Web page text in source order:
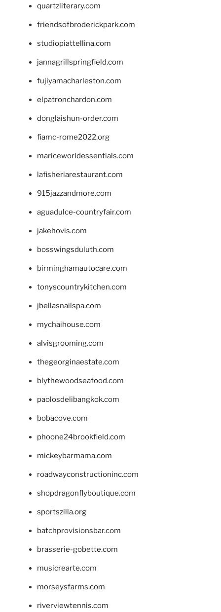
quartzliterary.com
friendsofbroderickpark.com
studiopiattellina.com
jannagrillspringfield.com
fujiyamacharleston.com
elpatronchardon.com
donglaishun-order.com
fiamc-rome2022.org
mariceworldessentials.com
lafisheriarestaurant.com
915jazzandmore.com
aguadulce-countryfair.com
jakehovis.com
bosswingsduluth.com
birminghamautocare.com
tonyscountrykitchen.com
jbellasnailspa.com
mychaihouse.com
alvisgrooming.com
thegeorginaestate.com
blythewoodseafood.com
paolosdelibangkok.com
bobacove.com
phoone24brookfield.com
mickeybarmama.com
roadwayconstructioninc.com
shopdragonflyboutique.com
sportszilla.org
batchprovisionsbar.com
brasserie-gobette.com
musicrearte.com
morseysfarms.com
riverviewtennis.com